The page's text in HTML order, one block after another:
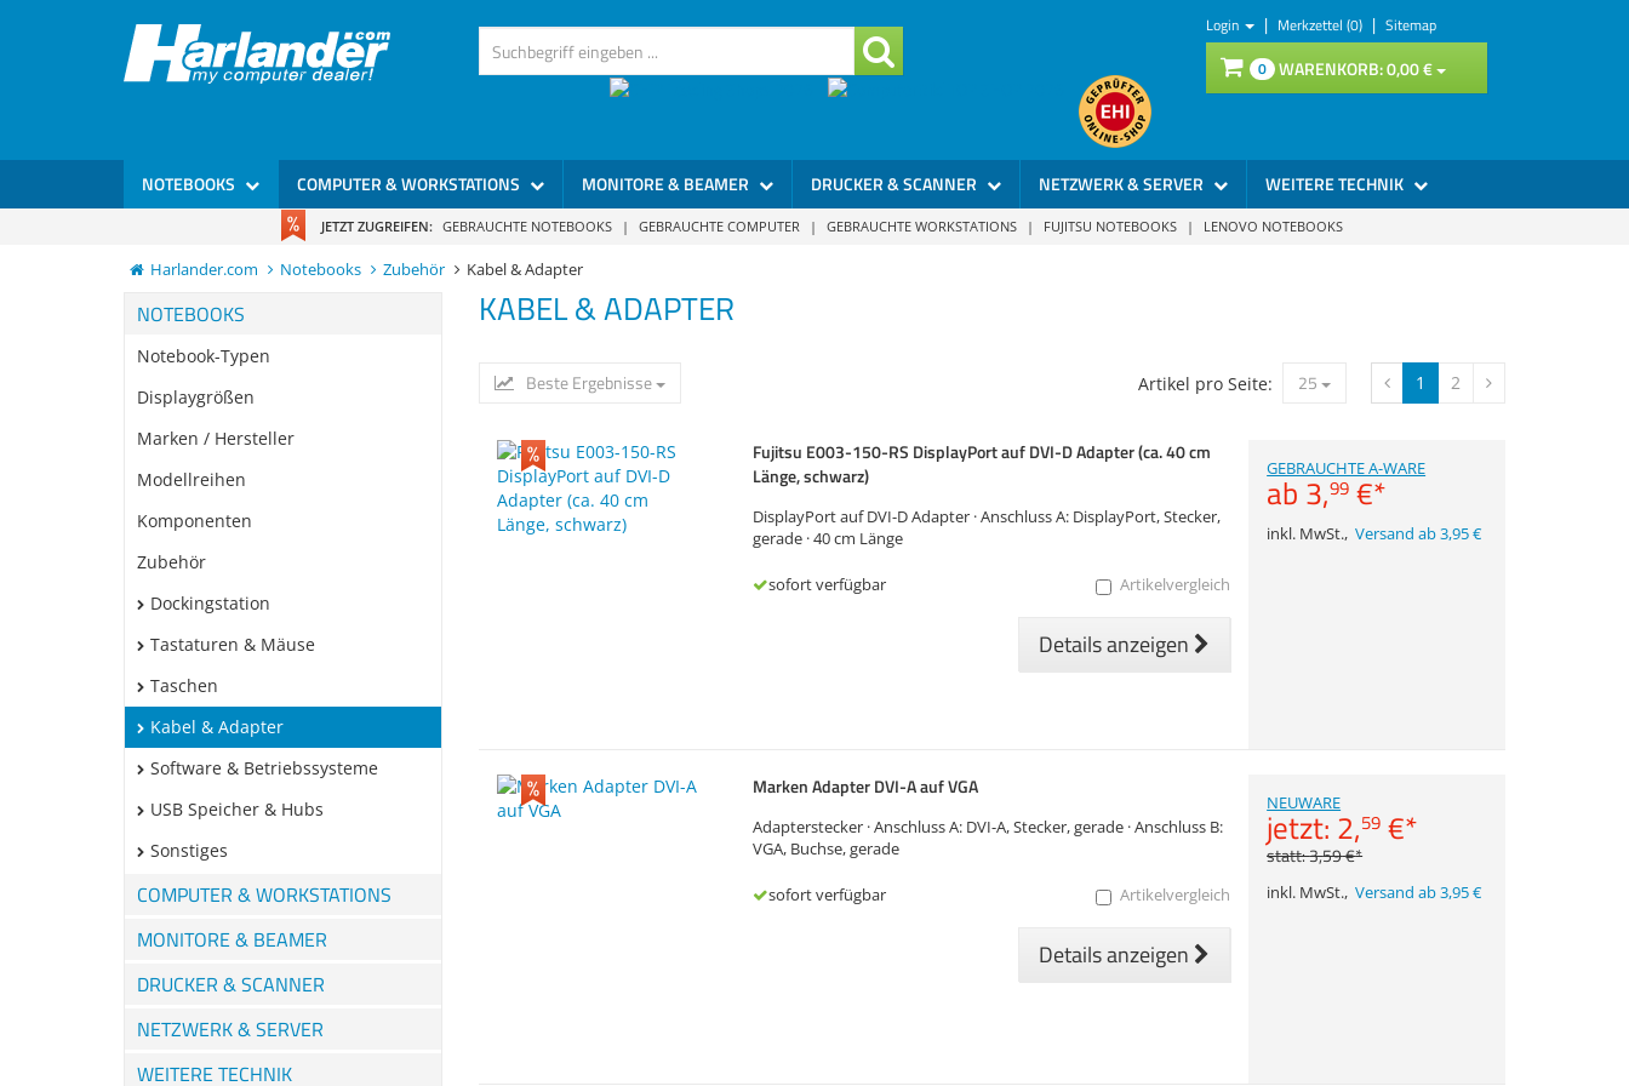
Login | Merkzettel (0) | Sitemap
0 WARENKORB:0,00€
NOTEBOOKS COMPUTER & WORKSTATIONS MONITORE & BEAMER DRUCKER & SCANNER NETZWERK & SERVER WEITERE TECHNIK
JETZT ZUGREIFEN: GEBRAUCHTE NOTEBOOKS | GEBRAUCHTE COMPUTER | GEBRAUCHTE WORKSTATIONS | FUJITSU NOTEBOOKS | LENOVO NOTEBOOKS
Harlander.com Notebooks Zubehör Kabel & Adapter
NOTEBOOKS
Notebook-Typen
Displaygrößen
Marken / Hersteller
Modellreihen
Komponenten
Zubehör
Dockingstation
Tastaturen & Mäuse
Taschen
Kabel & Adapter
Software & Betriebssysteme
USB Speicher & Hubs
Sonstiges
COMPUTER & WORKSTATIONS
MONITORE & BEAMER
DRUCKER & SCANNER
NETZWERK & SERVER
WEITERE TECHNIK
KABEL & ADAPTER
Beste Ergebnisse 1 2
Artikel pro Seite: 25
Fujitsu E003-150-RS DisplayPort auf DVI-D Adapter (ca. 40 cm
Länge, schwarz)
DisplayPort auf DVI-D Adapter · Anschluss A: DisplayPort, Stecker,
gerade · 40 cm Länge
sofort verfügbar Artikelvergleich
Details anzeigen
GEBRAUCHTE A-WARE
ab 3,99 €*
inkl. MwSt.,Versand ab 3,95 €
Marken Adapter DVI-A auf VGA
Adapterstecker · Anschluss A: DVI-A, Stecker, gerade · Anschluss B:
VGA, Buchse, gerade
sofort verfügbar Artikelvergleich
Details anzeigen
NEUWARE
jetzt: 2,59 €*
statt:3,59€*
inkl. MwSt.,Versand ab 3,95 €